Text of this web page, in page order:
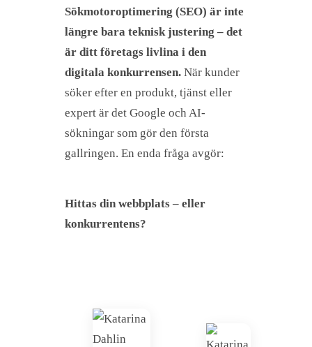
Sökmotoroptimering (SEO) är inte
längre bara teknisk justering – det
är ditt företags livlina i den
digitala konkurrensen. När kunder
söker efter en produkt, tjänst eller
expert är det Google och AI-
sökningar som gör den första
gallringen. En enda fråga avgör:
Hittas din webbplats – eller
konkurrentens?